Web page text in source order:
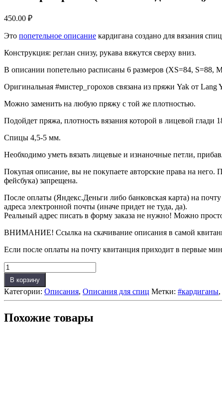
450.00 ₽
Это попетельное описание кардигана создано для вязания
Конструкция: реглан снизу, рукава вяжутся сверху вниз.
В описании попетельно расписаны 6 размеров (XS=84,
Оригинальная #мистер_горохов связана из пряжи Yak от Lang
Можно заменить на любую пряжу с той же плотностью.
Подойдет пряжа, плотность вязания которой в лицевой глади
Спицы 4,5-5 мм.
Необходимо уметь вязать лицевые и изнаночные петли,
Покупая описание, вы не покупаете авторские права на
фейсбука) запрещена.
После оплаты (Яндекс.Деньги либо банковская карта) на
адреса электронной почты (иначе придет не туда, да).
Реальный адрес писать в форму заказа не нужно! Можно
ВНИМАНИЕ! Ссылка на скачивание описания в самой
Если после оплаты на почту квитанция приходит в первые
Количество
товара
Мистер
Горохов
(Описание
спиц)
В корзину
Категории: Описания, Описания для спиц Метки: #кардиганы,
Похожие товары